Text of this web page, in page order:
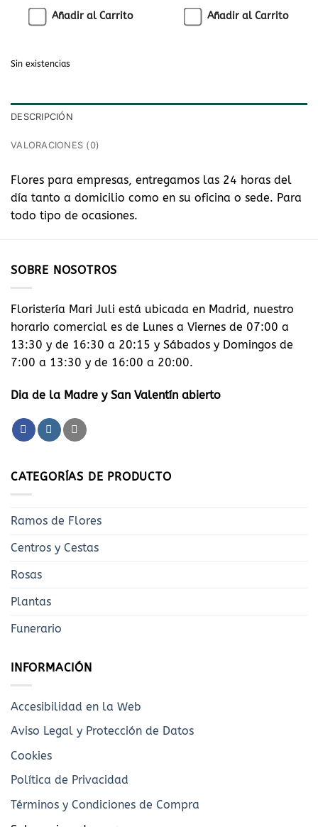
Añadir al Carrito Añadir al Carrito
Sin existencias
DESCRIPCIÓN
VALORACIONES (0)
Flores para empresas, entregamos las 24 horas del
día tanto a domicilio como en su oficina o sede. Para
todo tipo de ocasiones.
SOBRE NOSOTROS
Floristería Mari Juli está ubicada en Madrid, nuestro
horario comercial es de Lunes a Viernes de 07:00 a
13:30 y de 16:30 a 20:15 y Sábados y Domingos de
7:00 a 13:30 y de 16:00 a 20:00.
Dia de la Madre y San Valentín abierto
CATEGORÍAS DE PRODUCTO
Ramos de Flores
Centros y Cestas
Rosas
Plantas
Funerario
INFORMACIÓN
Accesibilidad en la Web
Aviso Legal y Protección de Datos
Cookies
Política de Privacidad
Términos y Condiciones de Compra